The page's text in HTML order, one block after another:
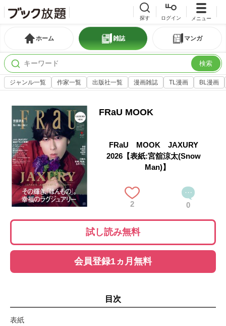
探す ログイン メニュー
ホーム 雑誌 マンガ
検索
ジャンル一覧 作家一覧 出版社一覧 漫画雑誌 TL漫画 BL漫画
FRaU MOOK
FRaU MOOK JAXURY
2026【表紙:宮舘涼太(Snow
Man)】
2 0
試し読み無料
会員登録1ヵ月無料
目次
表紙